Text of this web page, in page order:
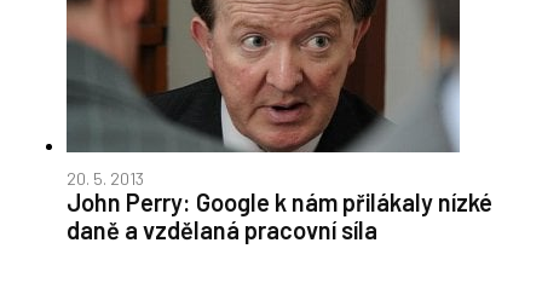
20. 5. 2013
John Perry: Google k nám přilákaly nízké
daně a vzdělaná pracovní síla